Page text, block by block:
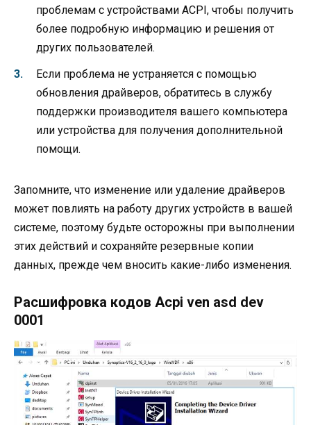
проблемам с устройствами ACPI, чтобы получить
более подробную информацию и решения от
других пользователей.
Если проблема не устраняется с помощью
обновления драйверов, обратитесь в службу
поддержки производителя вашего компьютера
или устройства для получения дополнительной
помощи.
Запомните, что изменение или удаление драйверов
может повлиять на работу других устройств в вашей
системе, поэтому будьте осторожны при выполнении
этих действий и сохраняйте резервные копии
данных, прежде чем вносить какие-либо изменения.
Расшифровка кодов Acpi ven asd dev
0001